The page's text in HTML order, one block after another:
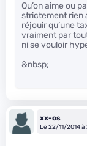
Qu’on aime ou
strictement rien
réjouir qu’une
vraiment par
ni se vouloir
&nbsp;
xx-os
Le 22/11/2014 à